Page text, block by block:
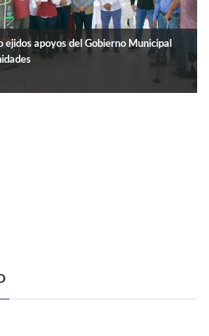
ejidos apoyos del Gobierno Municipal